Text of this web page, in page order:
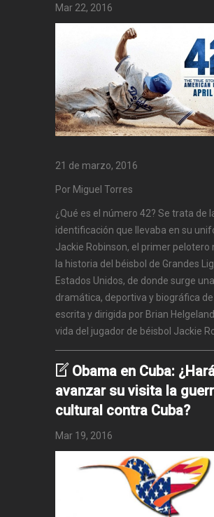
Mar 22, 2016
21 de marzo, 2016
Por Miguel Torres
¿Qué es el número 42? Se trata de
identificación que llevaba en su
Jackie Robinson, el primer pelotero
la historia del béisbol de Grandes
Estados Unidos, de donde surge
dramática, deportiva y biográfica
escrita y dirigida por Brian
vida del jugador de béisbol Jackie
Obama en Cuba:
avanzar su visita la
cultural contra Cuba?
Mar 19, 2016